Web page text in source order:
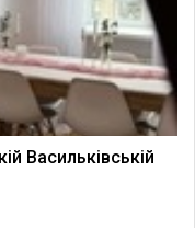
Васильківській